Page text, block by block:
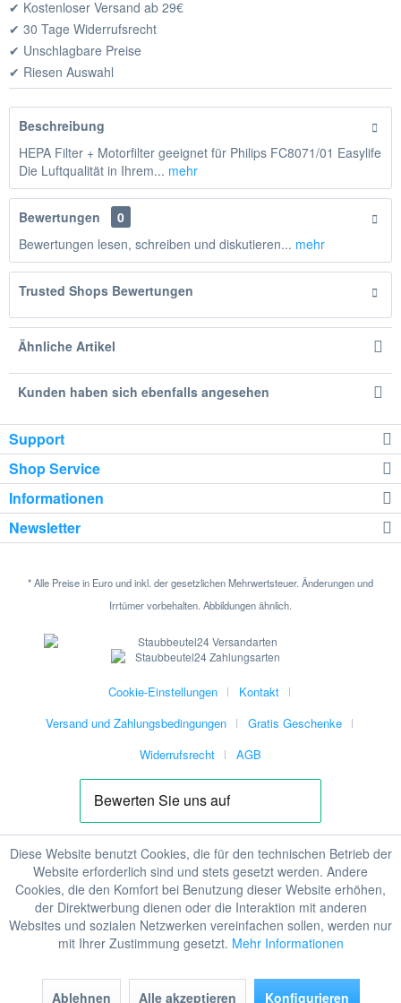
✔ Kostenloser Versand ab 29€
✔ 30 Tage Widerrufsrecht
✔ Unschlagbare Preise
✔ Riesen Auswahl
Beschreibung
HEPA Filter + Motorfilter geeignet für Philips FC8071/01 Easylife
Die Luftqualität in Ihrem... mehr
Bewertungen
0
Bewertungen lesen, schreiben und diskutieren... mehr
Trusted Shops Bewertungen
Ähnliche Artikel
Kunden haben sich ebenfalls angesehen
Support
Shop Service
Informationen
Newsletter
* Alle Preise in Euro und inkl. der gesetzlichen Mehrwertsteuer. Änderungen und
Irrtümer vorbehalten. Abbildungen ähnlich.
Cookie-Einstellungen
Kontakt
Versand und Zahlungsbedingungen
Gratis Geschenke
Widerrufsrecht
AGB
Diese Website benutzt Cookies, die für den technischen Betrieb der
Website erforderlich sind und stets gesetzt werden. Andere
Cookies, die den Komfort bei Benutzung dieser Website erhöhen,
der Direktwerbung dienen oder die Interaktion mit anderen
Websites und sozialen Netzwerken vereinfachen sollen, werden nur
mit Ihrer Zustimmung gesetzt. Mehr Informationen
Ablehnen Alle akzeptieren Konfigurieren